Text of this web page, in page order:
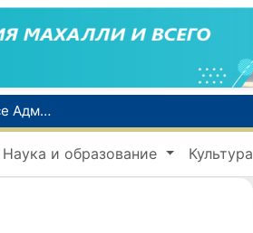
Сенат одобрил Конституционный закон о правовом статусе Администрации Президента Республики Узбекистан
В Ташкенте задержали подозреваемых в распространении крупной партии наркотиков
Наука и образование Культура